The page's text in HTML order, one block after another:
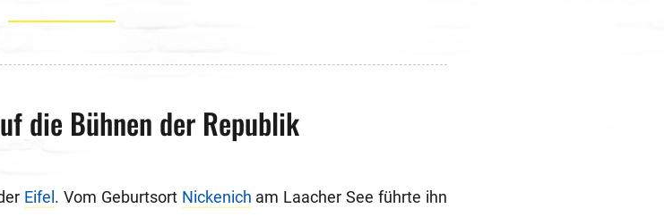
die Bühnen der Republik
Eifel . Vom Geburtsort Nickenich am Laacher See führte ihn